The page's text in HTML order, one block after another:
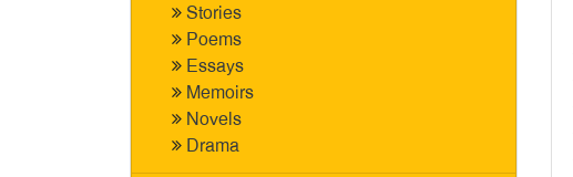
Stories
Poems
Essays
Memoirs
Novels
Drama